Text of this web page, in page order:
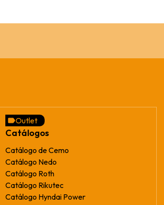
Outlet
Catálogos
Catálogo de Cemo
Catálogo Nedo
Catálogo Roth
Catálogo Rikutec
Catálogo Hyndai Power